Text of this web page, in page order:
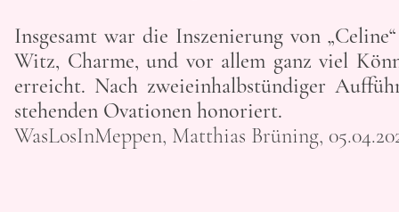
Insgesamt war die Inszenierung von
Witz, Charme, und vor allem ganz viel
erreicht. Nach zweieinhalbstündiger
stehenden Ovationen honoriert.
WasLosInMeppen, Matthias Brüning,